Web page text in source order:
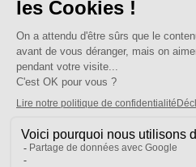
SE-Unsa est un syndicat de l’UNSA
Politique de confidentialité